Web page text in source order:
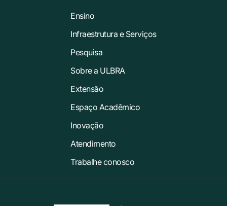
Ensino
Infraestrutura e Serviços
Pesquisa
Sobre a ULBRA
Extensão
Espaço Acadêmico
Inovação
Atendimento
Trabalhe conosco